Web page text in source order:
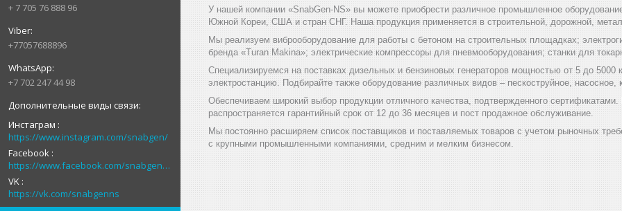
+ 7 705 76 888 96
+77057688896
+7 702 247 44 98
Инстаграм
https://www.instagram.com/snabgen/
Facebook
https://www.facebook.com/snabgenNS
VK
https://vk.com/snabgenns
У нашей компании «SnabGen-NS» вы можете приобрести различное промышленное
Южной Кореи, США и стран СНГ. Наша продукция применяется в строительной, дорожной,
Мы реализуем виброоборудование для работы с бетоном на строительных площадках;
бренда «Turan Makina»; электрические компрессоры для пневмооборудования; станки для
Специализируемся на поставках дизельных и бензиновых генераторов мощностью от 5 до
электростанцию. Подбирайте также оборудование различных видов – пескоструйное,
Обеспечиваем широкий выбор продукции отличного качества, подтвержденного
распространяется гарантийный срок от 12 до 36 месяцев и пост продажное обслуживание.
Мы постоянно расширяем список поставщиков и поставляемых товаров с учетом рыночных
с крупными промышленными компаниями, средним и мелким бизнесом.